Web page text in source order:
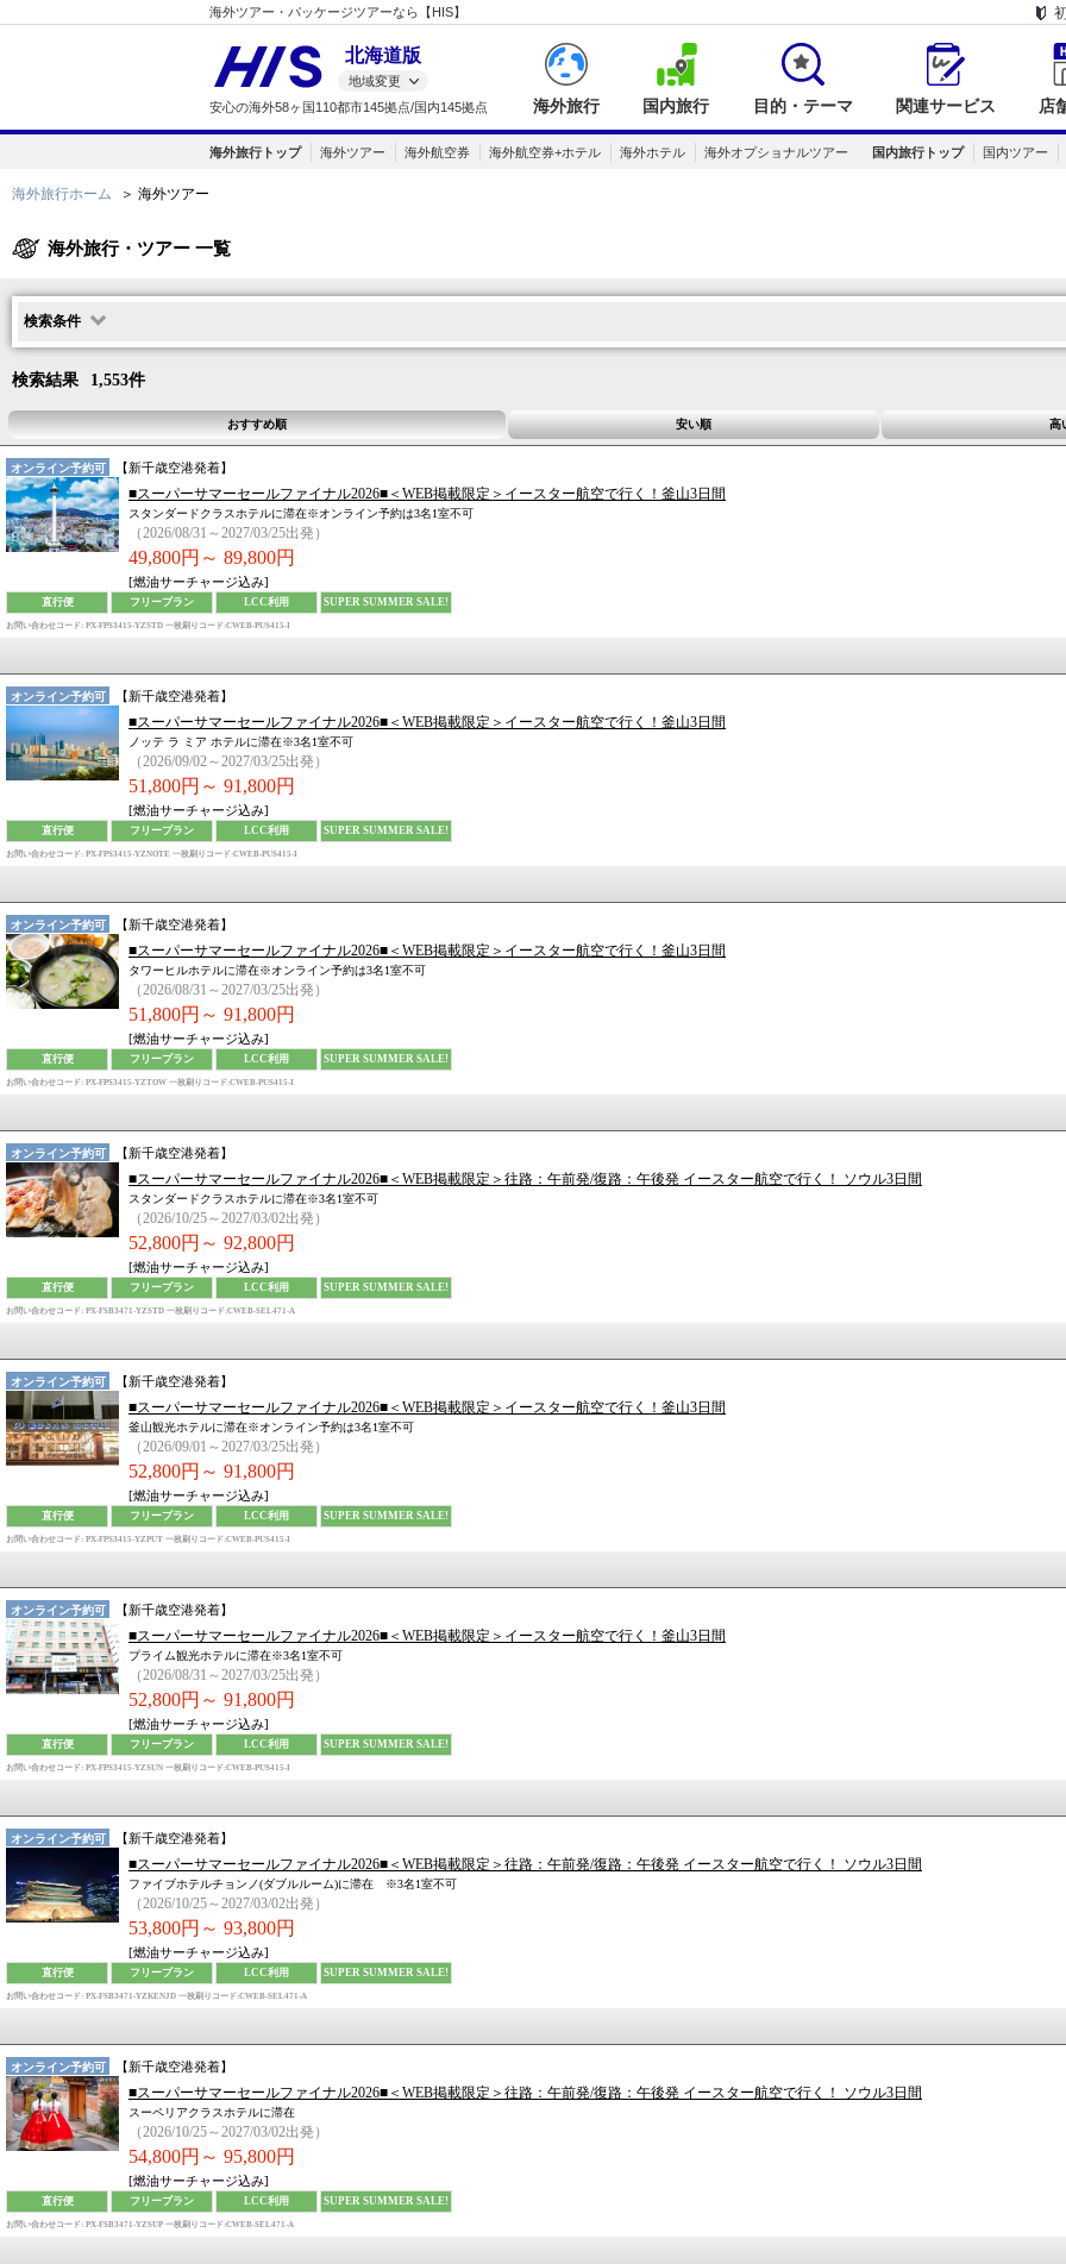
海外ツアー・パッケージツアーなら【HIS】
北海道版
地域変更
安心の海外58ヶ国110都市145拠点/国内145拠点
海外旅行 国内旅行 目的・テーマ 関連サービス 店
海外旅行トップ 海外ツアー 海外航空券 海外航空券+ホテル 海外ホテル 海外オプショナルツアー 国内旅行トップ 国内ツアー
海外旅行ホーム 海外ツアー
海外旅行・ツアー 一覧
検索条件
検索結果 1,553件
おすすめ順 安い順 高
オンライン予約可 【新千歳空港発着】
■スーパーサマーセールファイナル2026■＜WEB掲載限定＞イースター航空で行く！釜山3日間
スタンダードクラスホテルに滞在※オンライン予約は3名1室不可
（2026/08/31～2027/03/25出発）
49,800円～ 89,800円
[燃油サーチャージ込み]
直行便 フリープラン LCC利用 SUPER SUMMER SALE!
お問い合わせコード: PX-FPS3415-YZSTD 一枚刷りコード:CWEB-PUS415-I
オンライン予約可 【新千歳空港発着】
■スーパーサマーセールファイナル2026■＜WEB掲載限定＞イースター航空で行く！釜山3日間
ノッテ ラ ミア ホテルに滞在※3名1室不可
（2026/09/02～2027/03/25出発）
51,800円～ 91,800円
[燃油サーチャージ込み]
直行便 フリープラン LCC利用 SUPER SUMMER SALE!
お問い合わせコード: PX-FPS3415-YZNOTE 一枚刷りコード:CWEB-PUS415-I
オンライン予約可 【新千歳空港発着】
■スーパーサマーセールファイナル2026■＜WEB掲載限定＞イースター航空で行く！釜山3日間
タワーヒルホテルに滞在※オンライン予約は3名1室不可
（2026/08/31～2027/03/25出発）
51,800円～ 91,800円
[燃油サーチャージ込み]
直行便 フリープラン LCC利用 SUPER SUMMER SALE!
お問い合わせコード: PX-FPS3415-YZTOW 一枚刷りコード:CWEB-PUS415-I
オンライン予約可 【新千歳空港発着】
■スーパーサマーセールファイナル2026■＜WEB掲載限定＞往路：午前発/復路：午後発 イースター航空で行く！ ソウル3日間
スタンダードクラスホテルに滞在※3名1室不可
（2026/10/25～2027/03/02出発）
52,800円～ 92,800円
[燃油サーチャージ込み]
直行便 フリープラン LCC利用 SUPER SUMMER SALE!
お問い合わせコード: PX-FSB3471-YZSTD 一枚刷りコード:CWEB-SEL471-A
オンライン予約可 【新千歳空港発着】
■スーパーサマーセールファイナル2026■＜WEB掲載限定＞イースター航空で行く！釜山3日間
釜山観光ホテルに滞在※オンライン予約は3名1室不可
（2026/09/01～2027/03/25出発）
52,800円～ 91,800円
[燃油サーチャージ込み]
直行便 フリープラン LCC利用 SUPER SUMMER SALE!
お問い合わせコード: PX-FPS3415-YZPUT 一枚刷りコード:CWEB-PUS415-I
オンライン予約可 【新千歳空港発着】
■スーパーサマーセールファイナル2026■＜WEB掲載限定＞イースター航空で行く！釜山3日間
プライム観光ホテルに滞在※3名1室不可
（2026/08/31～2027/03/25出発）
52,800円～ 91,800円
[燃油サーチャージ込み]
直行便 フリープラン LCC利用 SUPER SUMMER SALE!
お問い合わせコード: PX-FPS3415-YZSUN 一枚刷りコード:CWEB-PUS415-I
オンライン予約可 【新千歳空港発着】
■スーパーサマーセールファイナル2026■＜WEB掲載限定＞往路：午前発/復路：午後発 イースター航空で行く！ ソウル3日間
ファイブホテルチョンノ(ダブルルーム)に滞在 ※3名1室不可
（2026/10/25～2027/03/02出発）
53,800円～ 93,800円
[燃油サーチャージ込み]
直行便 フリープラン LCC利用 SUPER SUMMER SALE!
お問い合わせコード: PX-FSB3471-YZKENJD 一枚刷りコード:CWEB-SEL471-A
オンライン予約可 【新千歳空港発着】
■スーパーサマーセールファイナル2026■＜WEB掲載限定＞往路：午前発/復路：午後発 イースター航空で行く！ ソウル3日間
スーペリアクラスホテルに滞在
（2026/10/25～2027/03/02出発）
54,800円～ 95,800円
[燃油サーチャージ込み]
直行便 フリープラン LCC利用 SUPER SUMMER SALE!
お問い合わせコード: PX-FSB3471-YZSUP 一枚刷りコード:CWEB-SEL471-A